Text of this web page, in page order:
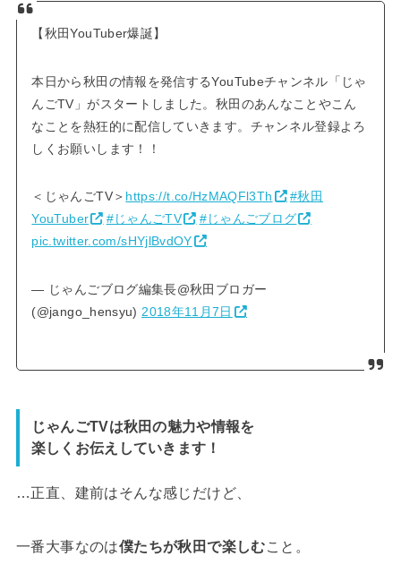
【秋田YouTuber爆誕】
本日から秋田の情報を発信するYouTubeチャンネル「じゃ
んごTV」がスタートしました。秋田のあんなことやこん
なことを熱狂的に配信していきます。チャンネル登録よろ
しくお願いします！！
＜じゃんごTV＞ https://t.co/HzMAQFl3Th
#秋田
YouTuber
#じゃんごTV
#じゃんごブログ
pic.twitter.com/sHYjlBvdOY
— じゃんごブログ編集長@秋田ブロガー
(@jango_hensyu) 2018年11月7日
じゃんごTVは秋田の魅力や情報を
楽しくお伝えしていきます！
…正直、建前はそんな感じだけど、
一番大事なのは僕たちが秋田で楽しむこと。